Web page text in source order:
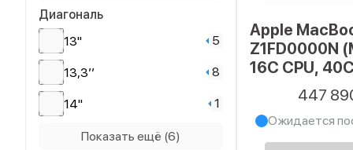
8192 ГБ
32 ГБ
64 ГБ 51
8 ГБ 13
96 ГБ 3
Диагональ
13"
5
13,3’’ 8
14" 1
14.2Показать ещё (6)
Apple
Z1FD0000N
16C CPU,
48 ГБ, 2048
447
Ожидается